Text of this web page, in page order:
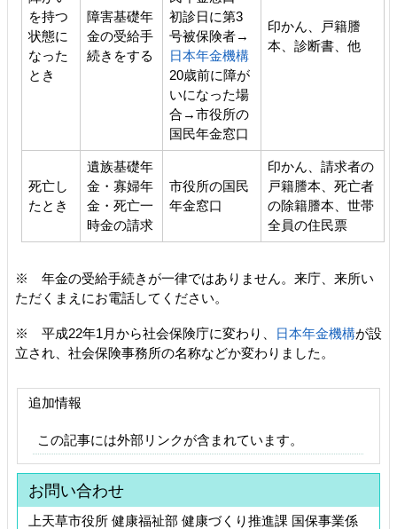
を持つ
状態に
なった
とき
障害基礎年
金の受給手
続きをする
初診日に第3
号被保険者→
日本年金機構
20歳前に障が
いになった場
合→市役所の
国民年金窓口
印かん、戸籍謄
本、診断書、他
死亡し
たとき
遺族基礎年
金・寡婦年
金・死亡一
時金の請求
市役所の国民
年金窓口
印かん、請求者の
戸籍謄本、死亡者
の除籍謄本、世帯
全員の住民票
※ 年金の受給手続きが一律ではありません。来庁、来所い
ただくまえにお電話してください。
※ 平成22年1月から社会保険庁に変わり、 日本年金機構が設
立され、社会保険事務所の名称などか変わりました。
追加情報
この記事には外部リンクが含まれています。
お問い合わせ
上天草市役所 健康福祉部 健康づくり推進課 国保事業係